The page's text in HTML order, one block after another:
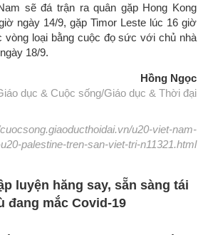
sẽ đá trận ra quân gặp Hong Kong
ngày 14/9, gặp Timor Leste lúc 16 giờ
vòng loại bằng cuộc đọ sức với chủ nhà
18/9.
Hồng Ngọc
dục & Cuộc sống/Giáo dục & Thời đại
u20-viet-nam-
palestine-tren-san-viet-tri-n11321.html
luyện hăng say, sẵn sàng tái
đang mắc Covid-19